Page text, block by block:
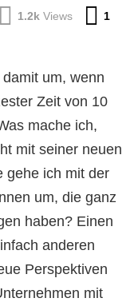
1.2k Views 1
um, wenn
Zeit von 10
mache ich,
mit seiner neuen
gehe ich mit der
um, die ganz
haben? Einen
anderen
Perspektiven
mit